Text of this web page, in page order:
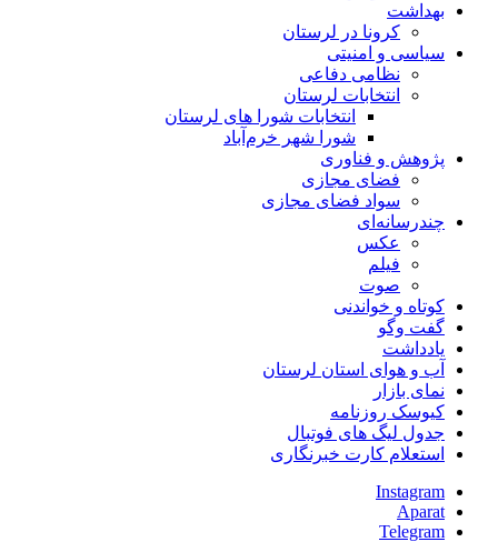
بهداشت
کرونا در لرستان
سیاسی و امنیتی
نظامی دفاعی
انتخابات لرستان
انتخابات شورا های لرستان
شورا شهر خرم‌آباد
پژوهش و فناوری
فضای مجازی
سواد فضای مجازی
چندرسانه‌ای
عكس
فیلم
صوت
کوتاه و خواندنی
گفت وگو
یادداشت
آب و هوای استان لرستان
نمای بازار
کیوسک روزنامه
جدول لیگ های فوتبال
استعلام کارت خبرنگاری
Instagram
Aparat
Telegram